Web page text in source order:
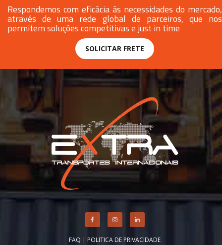
Respondemos com eficácia às necessidades do mercado,
através de uma rede global de parceiros, que nos
permitem soluções competitivas e just in time
SOLICITAR FRETE
FAQ | POLITICA DE PRIVACIDADE